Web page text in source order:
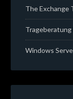
The Exchange
Trageberatung
Windows